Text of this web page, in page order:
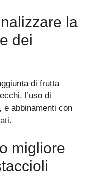
la
dei
di frutta
l’uso di
e abbinamenti con
migliore